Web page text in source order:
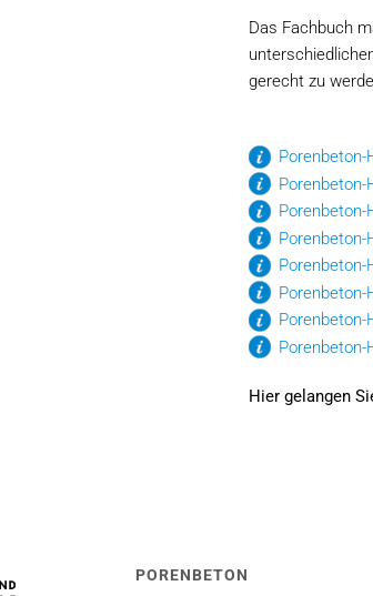
Das Fachbuch
gerecht zu
Porenbeton-
Porenbeton-
Porenbeton-
Porenbeton-
Porenbeton-
Porenbeton-
Hier gelangen
PORENBETON